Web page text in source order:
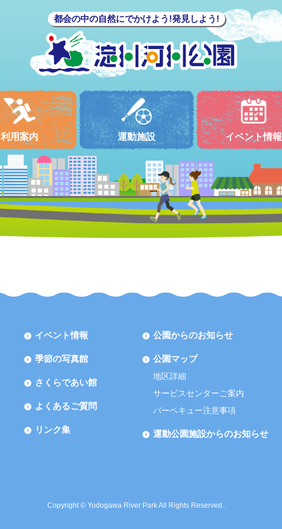
都会の中の自然にでかけよう!発見しよう!
利用案内 運動施設 イベント情報
イベント情報
季節の写真館
さくらであい館
よくあるご質問
リンク集
公園からのお知らせ
公園マップ
地区詳細
サービスセンターご案内
バーベキュー注意事項
運動公園施設からのお知らせ
Copyright © Yodogawa River Park All Rights Reserved..